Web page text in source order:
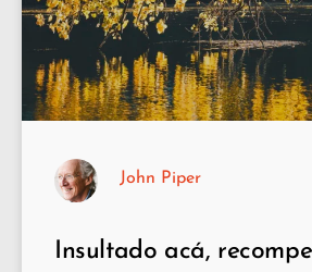
Insultado acá,
John Piper